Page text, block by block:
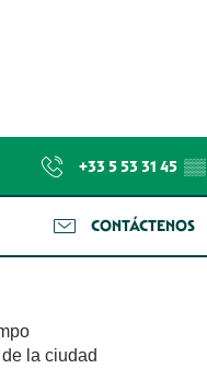
+33 5 53 31 45 ▒▒
CONTÁCTENOS
la ciudad